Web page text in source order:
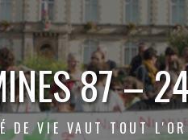
87 –
DE VIE VAUT TOUT